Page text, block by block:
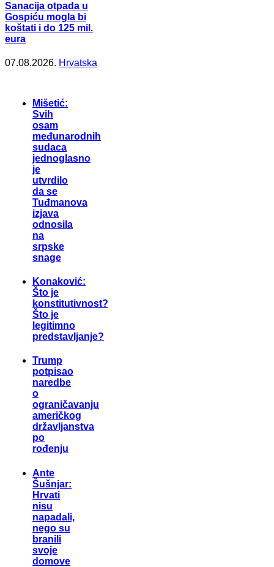
Sanacija otpada u
Gospiću mogla bi
koštati i do 125 mil.
eura
07.08.2026. Hrvatska
Mišetić:
Svih
osam
međunarodnih
sudaca
jednoglasno
je
utvrdilo
da se
Tuđmanova
izjava
odnosila
na
srpske
snage
Konaković:
Što je
konstitutivnost?
Što je
legitimno
predstavljanje?
Trump
potpisao
naredbe
o
ograničavanju
američkog
državljanstva
po
rođenju
Ante
Šušnjar:
Hrvati
nisu
napadali,
nego su
branili
svoje
domove